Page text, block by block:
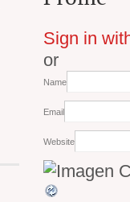
Sign in
or
Name
Email
Website